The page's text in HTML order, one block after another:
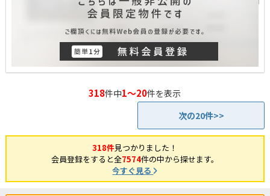
318件中1～20件を表示
次の20件>>
318件見つかりました！
会員登録をすると全7574件の中から探せます。
今すぐ見る